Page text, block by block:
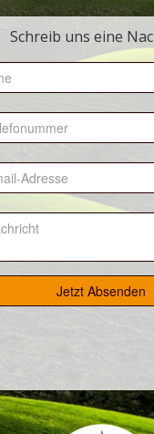
Schreib uns eine